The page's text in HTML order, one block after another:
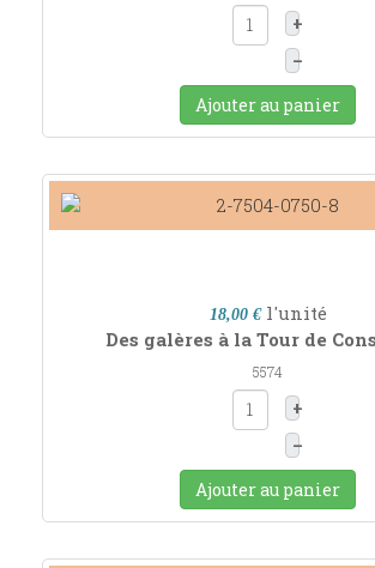
+
–
Ajouter au panier
18,00 € l'unité
Des galères à la Tour de
5574
+
–
Ajouter au panier